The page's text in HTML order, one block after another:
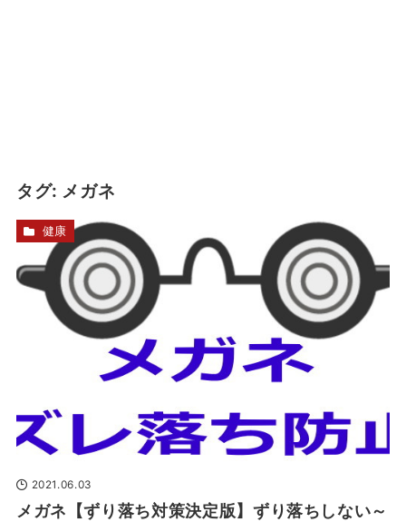
タグ: メガネ
2021.06.03
メガネ【ずり落ち対策決定版】ずり落ちしない～
健康